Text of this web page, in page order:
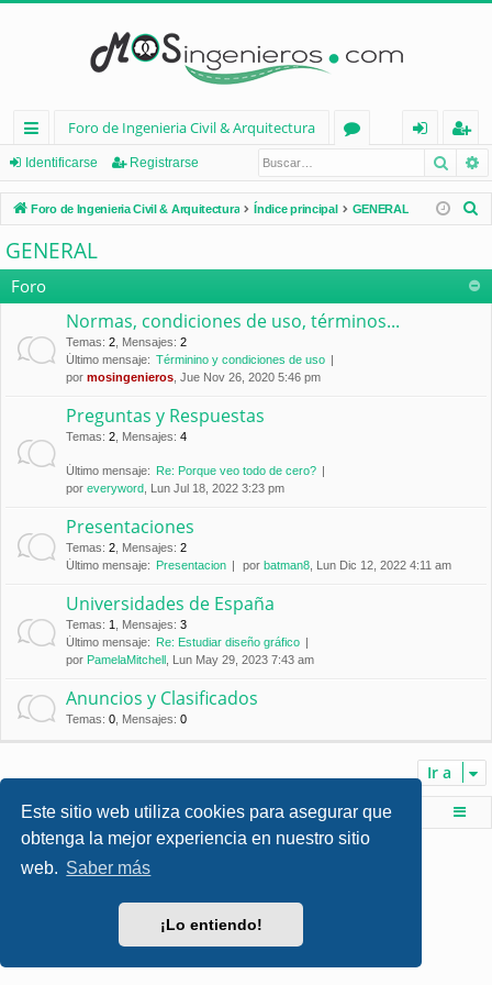
Este sitio web utiliza cookies para asegurar que
obtenga la mejor experiencia en nuestro sitio
web. Saber más
¡Lo entiendo!
nl
ac
es
rá
pi
d
os
Foro de Ingenieria Civil & Arquitectura
os
nt
ifi
eg
ist
ra
Identificarse Registrarse
Foro de Ingenieria Civil & Arquitectura Índice principal GENERAL
a
GENERAL
Foro
Normas, condiciones de uso, términos...
Temas: 2 Mensajes: 2
Último mensaje: Términino y condiciones de uso
por mosingenieros , Jue Nov 26, 2020 5:46 pm
Preguntas y Respuestas
Temas: 2 Mensajes: 4
Último mensaje: Re: Porque veo todo de cero?
por everyword , Lun Jul 18, 2022 3:23 pm
Presentaciones
Temas: 2 Mensajes: 2
Último mensaje: Presentacion por batman8 , Lun Dic 12, 2022 4:11 am
Universidades de España
Temas: 1 Mensajes: 3
Último mensaje: Re: Estudiar diseño gráfico
por PamelaMitchell , Lun May 29, 2023 7:43 am
Anuncios y Clasificados
Temas: 0 Mensajes: 0
Ir a
Foro de Ingenieria Civil & Arquitectura Índice principal
Desarrollado por
Style por
Condiciones